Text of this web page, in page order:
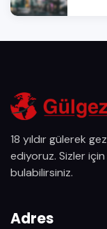
18 yıldır gülerek
ediyoruz. Sizler
bulabilirsiniz.
Adres